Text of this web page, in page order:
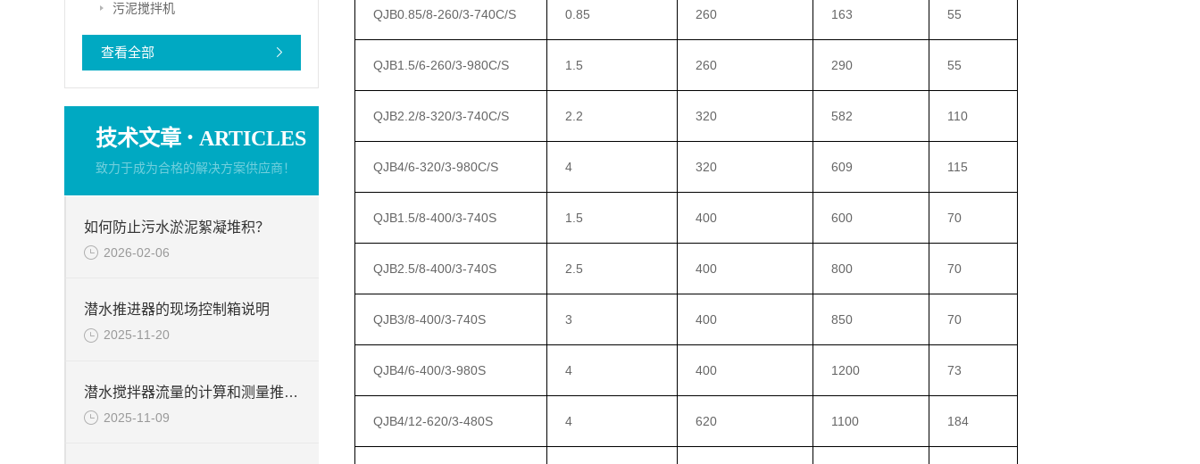
污泥搅拌机
查看全部
技术文章 · ARTICLES
致力于成为合格的解决方案供应商！
如何防止污水淤泥絮凝堆积？
2026-02-06
潜水推进器的现场控制箱说明
2025-11-20
潜水搅拌器流量的计算和测量推力的试验台介绍
2025-11-09
QJB0.85/8-260/3-740C/S 0.85 260 163 55
QJB1.5/6-260/3-980C/S 1.5 260 290 55
QJB2.2/8-320/3-740C/S 2.2 320 582 110
QJB4/6-320/3-980C/S 4 320 609 115
QJB1.5/8-400/3-740S 1.5 400 600 70
QJB2.5/8-400/3-740S 2.5 400 800 70
QJB3/8-400/3-740S 3 400 850 70
QJB4/6-400/3-980S 4 400 1200 73
QJB4/12-620/3-480S 4 620 1100 184